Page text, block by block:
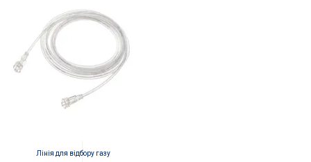
Лінія для відбору газу